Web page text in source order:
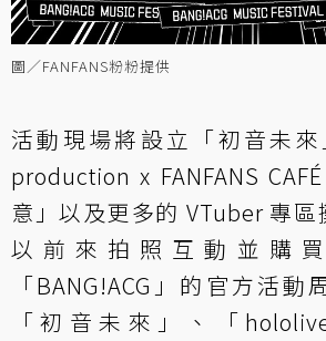
圖／FANFANS粉粉提供
活動現場將設立「初音未
production x FANFANS
意」以及更多的 VTuber 專
以前來拍照互動並購
「BANG!ACG」的官方活
「初音未來」、「